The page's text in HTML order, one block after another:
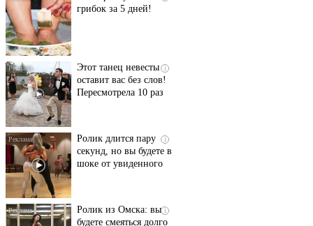
грибок за 5 дней!
i
Этот танец невесты
оставит вас без слов!
Пересмотрела 10 раз
i
Ролик длится пару
секунд, но вы будете в
шоке от увиденного
i
Ролик из Омска: вы
будете смеяться долго